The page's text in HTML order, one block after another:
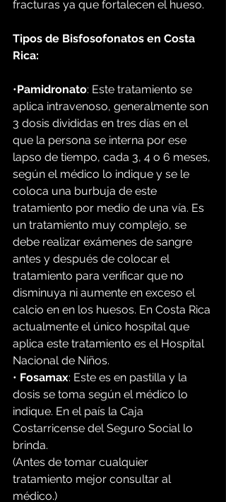
fracturas ya que fortalecen el hueso.
Tipos de Bisfosofonatos en Costa
Rica:
•Pamidronato: Este tratamiento se
aplica intravenoso, generalmente son
3 dosis divididas en tres días en el
que la persona se interna por ese
lapso de tiempo, cada 3, 4 o 6 meses,
según el médico lo indique y se le
coloca una burbuja de este
tratamiento por medio de una vía. Es
un tratamiento muy complejo, se
debe realizar exámenes de sangre
antes y después de colocar el
tratamiento para verificar que no
disminuya ni aumente en exceso el
calcio en en los huesos. En Costa Rica
actualmente el único hospital que
aplica este tratamiento es el Hospital
Nacional de Niños.
• Fosamax: Este es en pastilla y la
dosis se toma según el médico lo
indique. En el país la Caja
Costarricense del Seguro Social lo
brinda.
(Antes de tomar cualquier
tratamiento mejor consultar al
médico.)